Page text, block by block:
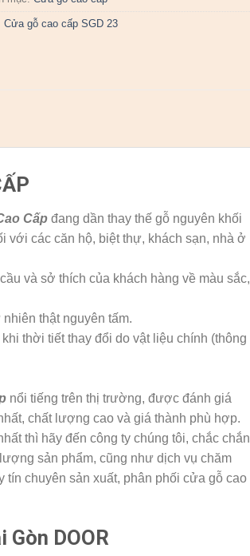
Cửa gỗ cao cấp SGD 23
Cấpđang dần thay thế gỗ nguyên khối
với các căn hộ, biệt thự, khách sạn, nhà ở
và sở thích của khách hàng về màu sắc,
thật nguyên tấm.
thời tiết thay đổi do vật liệu chính (thông
nổi tiếng trên thị trường, được đánh giá
chất lượng cao và giá thành phù hợp.
thì hãy đến công ty chúng tôi, chắc chắn
sản phẩm, cũng như dịch vụ chăm
tín chuyên sản xuất, phân phối cửa gỗ cao
Gòn DOOR